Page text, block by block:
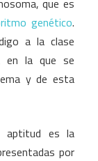
que es
genético.
a la clase
en la que se
y de esta
aptitud es la
por